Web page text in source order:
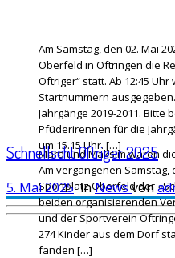
Am Samstag, den 02. Mai
Oberfeld in Oftringen die
Oftriger“ statt. Ab 12:45
Startnummern
Jahrgänge 2019-2011.
Pfüderirennen für die
um 15.15 Uhr. […]
Mara und Maksim waren
Am vergangenen Samstag,
Sportplatz Oberfeld der
beiden organisierenden
und der Sportverein
274 Kinder aus dem Dorf
fanden […]
Schnellscht Oftriger 2025
5. Mai 2025inNewsvon